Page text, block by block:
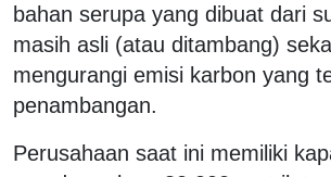
bahan serupa yang dibuat dari
masih asli (atau ditambang)
mengurangi emisi karbon yang
penambangan.
Perusahaan saat ini memiliki